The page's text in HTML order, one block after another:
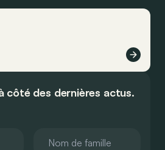
côté des dernières actus.